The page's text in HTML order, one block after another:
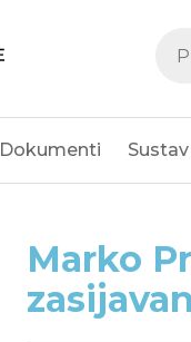
Dokumenti
Marko